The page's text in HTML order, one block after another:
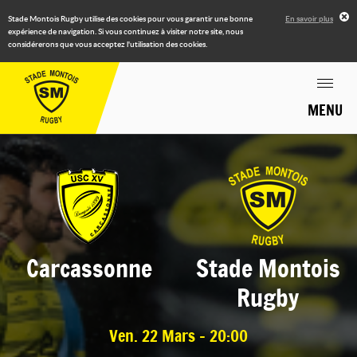
Stade Montois Rugby utilise des cookies pour vous garantir une bonne
expérience de navigation. Si vous continuez à visiter notre site, nous
considérerons que vous acceptez l'utilisation des cookies.
En savoir plus
MENU
Carcassonne
Stade Montois
Rugby
Ven. 22 Mars - 20:00